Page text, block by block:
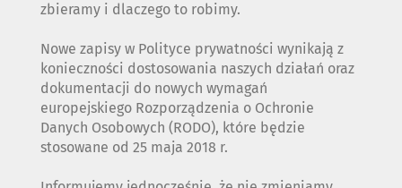
zbieramy i dlaczego to robimy.
Nowe zapisy w Polityce prywatności wynikają z
konieczności dostosowania naszych działań oraz
dokumentacji do nowych wymagań
europejskiego Rozporządzenia o Ochronie
Danych Osobowych (RODO), które będzie
stosowane od 25 maja 2018 r.